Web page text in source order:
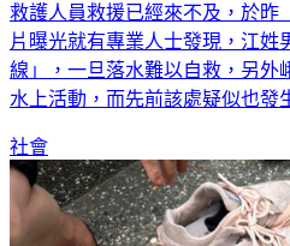
救護人員救援已經來不及，於昨
片曝光就有專業人士發現，江姓
線」，一旦落水難以自救，另外
水上活動，而先前該處疑似也發
社會